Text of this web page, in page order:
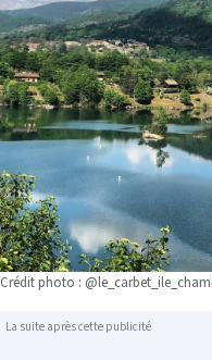
Crédit photo :
La suite après cette publicité